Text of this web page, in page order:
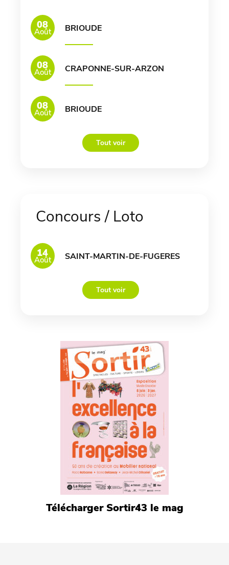
08
Août BRIOUDE
08
Août CRAPONNE-SUR-ARZON
08
Août BRIOUDE
Tout voir
Concours / Loto
14
Août SAINT-MARTIN-DE-FUGERES
Tout voir
Télécharger Sortir43 le mag